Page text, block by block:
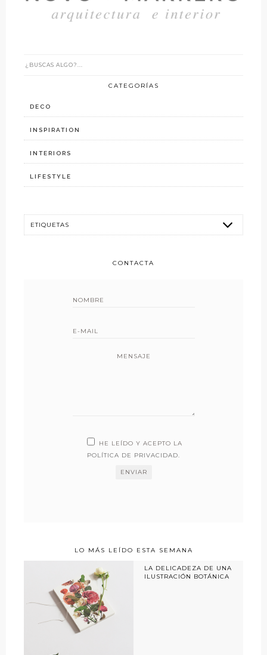
CATEGORÍAS
DECO
INSPIRATION
INTERIORS
LIFESTYLE
CONTACTA
MENSAJE
HE LEÍDO Y ACEPTO LA
POLÍTICA DE PRIVACIDAD.
LO MÁS LEÍDO ESTA SEMANA
LA DELICADEZA DE UNA
ILUSTRACIÓN BOTÁNICA